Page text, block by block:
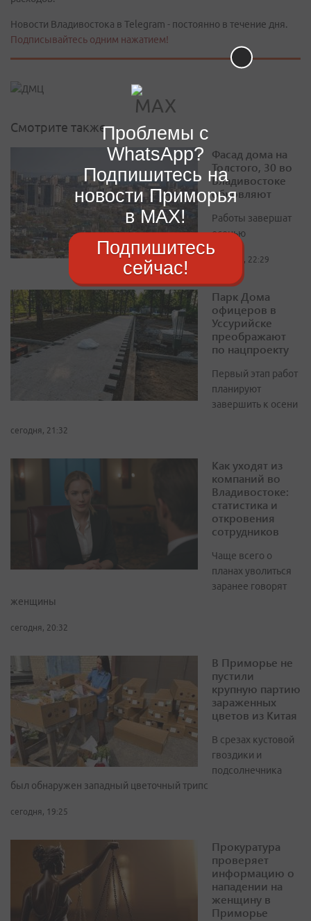
Новости Владивостока в Telegram - постоянно в течение дня.
Подписывайтесь одним нажатием!
Смотрите также
Фасад дома на
Толстого, 30 во
Владивостоке
обновляют
Работы завершат
осенью
сегодня, 22:29
Парк Дома
офицеров в
Уссурийске
преображают
по нацпроекту
Первый этап работ
планируют
завершить к осени
сегодня, 21:32
Как уходят из
компаний во
Владивостоке:
статистика и
откровения
сотрудников
Чаще всего о
планах уволиться
заранее говорят
женщины
сегодня, 20:32
В Приморье не
пустили
крупную партию
зараженных
цветов из Китая
В срезах кустовой
гвоздики и
подсолнечника
был обнаружен западный цветочный трипс
сегодня, 19:25
Прокуратура
проверяет
информацию о
нападении на
женщину в
Приморье
Проблемы с
WhatsApp?
Подпишитесь на
новости Приморья
в MAX!
Подпишитесь
сейчас!